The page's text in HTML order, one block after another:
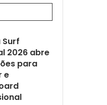
2026 abre
para
e